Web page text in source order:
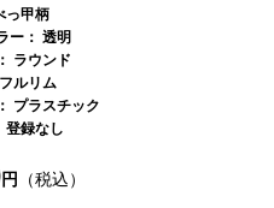
っ甲柄
ー： 透明
ラウンド
ルリム
プラスチック
登録なし
円 （税込）